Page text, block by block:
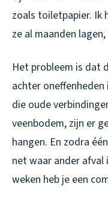
zoals toiletpapier. Ik
ze al maanden
Het probleem is dat
achter
die oude
veenbodem, zijn er
hangen. En zodra
net waar ander afval
weken heb je een